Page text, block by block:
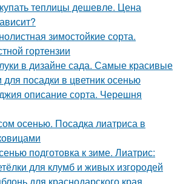
теплицы дешевле. Цена
зимостойкие сорта.
гортензии
в дизайне сада. Самые красивые
посадки в цветник осенью
описание сорта. Черешня
осенью. Посадка лиатриса в
подготовка к зиме. Лиатрис:
для клумб и живых изгородей